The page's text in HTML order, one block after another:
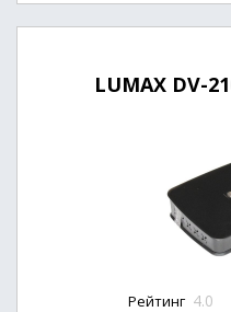
LUMAX DV-
Рейтинг 4.0